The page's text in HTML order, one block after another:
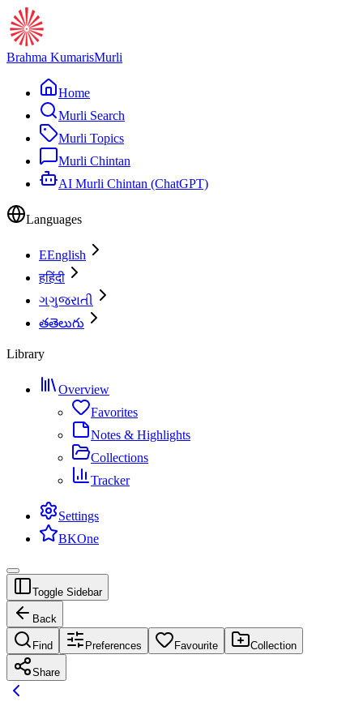
Brahma KumarisMurli
Home
Murli Search
Murli Topics
Murli Chintan
AI Murli Chintan (ChatGPT)
Languages
EEnglish
हहिंदी
ગગુજરાતી
తతెలుగు
Library
Overview
Favorites
Notes & Highlights
Collections
Tracker
Settings
BKOne
Toggle Sidebar
Back
Find Preferences Favourite Collection
Share